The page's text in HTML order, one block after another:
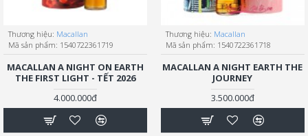
Thương hiệu: Macallan
Mã sản phẩm: 1540722361719
MACALLAN A NIGHT ON EARTH
THE FIRST LIGHT - TẾT 2026
4.000.000đ
Thương hiệu: Macallan
Mã sản phẩm: 1540722361718
MACALLAN A NIGHT EARTH THE
JOURNEY
3.500.000đ